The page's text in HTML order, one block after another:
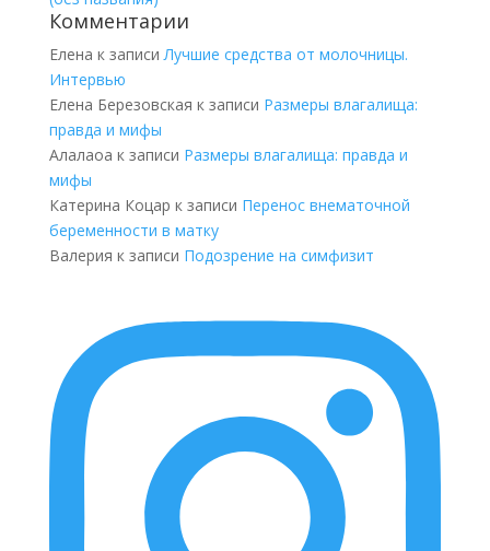
Комментарии
Елена к записиЛучшие средства от молочницы.
Интервью
Елена Березовская к записи Размеры влагалища:
правда и мифы
Алалаоа к записи Размеры влагалища: правда и
мифы
Катерина Коцар к записи Перенос внематочной
беременности в матку
Валерия к записи Подозрение на симфизит